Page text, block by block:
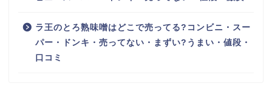
ラ王のとろ熟味噌はどこで売ってる?コンビニ・スー
パー・ドンキ・売ってない・まずい?うまい・値段・
口コミ